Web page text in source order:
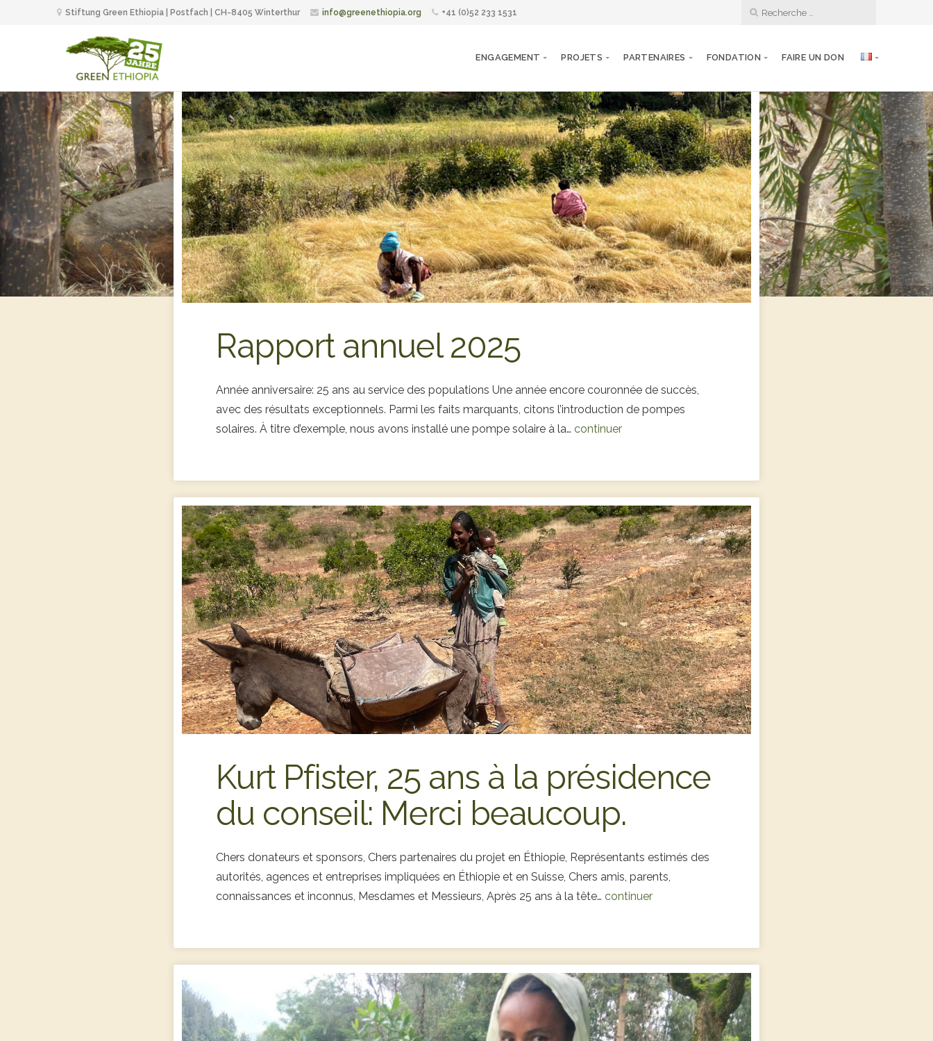
Stiftung Green Ethiopia | Postfach | CH-8405 Winterthur info@greenethiopia.org +41 (0)52 233 1531
ENGAGEMENT PROJETS PARTENAIRES FONDATION FAIRE UN DON
Rapport annuel 2025
Année anniversaire: 25 ans au service des populations Une année encore couronnée de succès,
avec des résultats exceptionnels. Parmi les faits marquants, citons l’introduction de pompes
solaires. À titre d’exemple, nous avons installé une pompe solaire à la…continuer
Kurt Pfister, 25 ans à la présidence
du conseil: Merci beaucoup.
Chers donateurs et sponsors, Chers partenaires du projet en Éthiopie, Représentants estimés des
autorités, agences et entreprises impliquées en Éthiopie et en Suisse, Chers amis, parents,
connaissances et inconnus, Mesdames et Messieurs, Après 25 ans à la tête…continuer